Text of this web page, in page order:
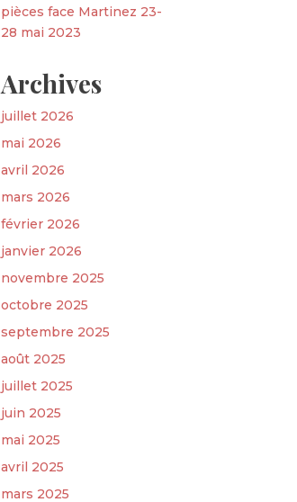
pièces face Martinez 23-
28 mai 2023
Archives
juillet 2026
mai 2026
avril 2026
mars 2026
février 2026
janvier 2026
novembre 2025
octobre 2025
septembre 2025
août 2025
juillet 2025
juin 2025
mai 2025
avril 2025
mars 2025